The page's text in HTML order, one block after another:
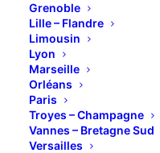
Grenoble
Lille – Flandre
Limousin
Lyon
Marseille
Orléans
Paris
Troyes – Champagne
Vannes – Bretagne Sud
Versailles
Notre amie Catherine
moment musical annuel
» Musique en